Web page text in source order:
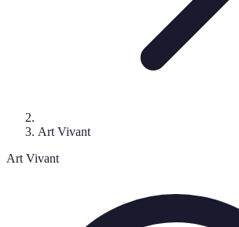
Art Vivant
Art Vivant